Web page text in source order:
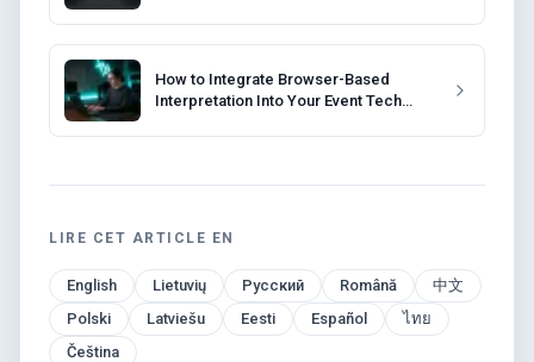
How to Integrate Browser-Based
Interpretation Into Your Event Tech
LIRE CET ARTICLE EN
English Lietuvių Русский Română
中文
Polski
Latviešu Eesti Español
ไทย
Čeština